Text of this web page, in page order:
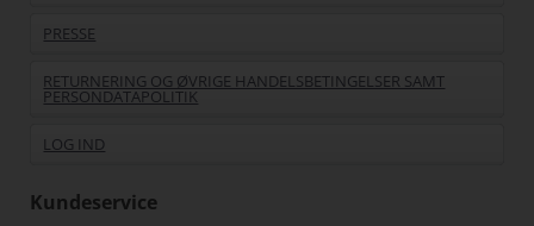
PRESSE
RETURNERING OG ØVRIGE HANDELSBETINGELSER SAMT
PERSONDATAPOLITIK
LOG IND
Kundeservice